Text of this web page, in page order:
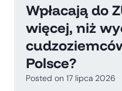
Wpłacają do
więcej, niż
Polsce?
Posted on 17 lipca 2026